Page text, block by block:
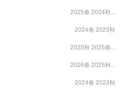
2025春 2024秋...
2024春 2023秋
2025秋 2025春...
2026春 2025秋...
2024春 2023秋